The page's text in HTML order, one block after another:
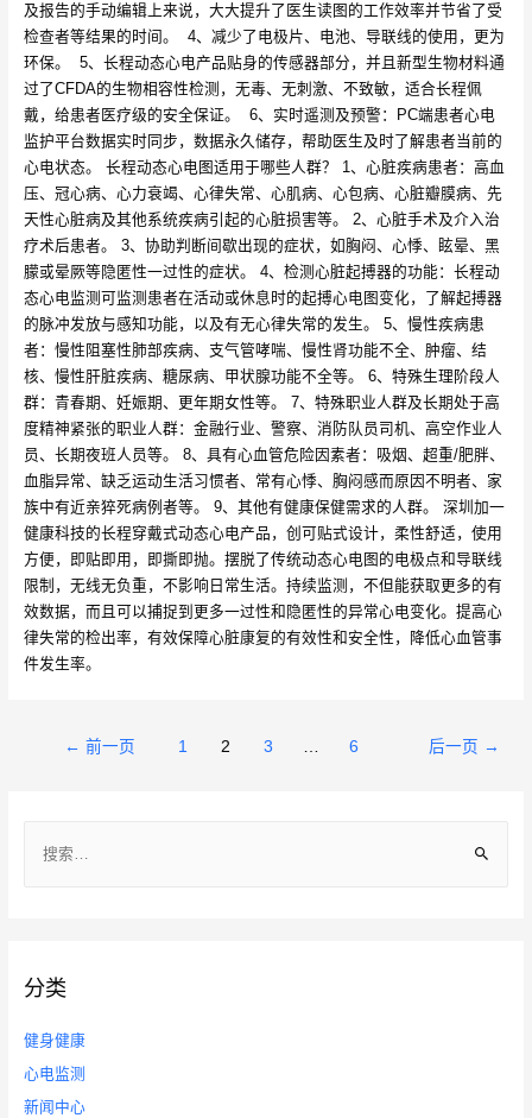
及报告的手动编辑上来说，大大提升了医生读图的工作效率并节省了受
检查者等结果的时间。 4、减少了电极片、电池、导联线的使用，更为
环保。 5、长程动态心电产品贴身的传感器部分，并且新型生物材料通
过了CFDA的生物相容性检测，无毒、无刺激、不致敏，适合长程佩
戴，给患者医疗级的安全保证。 6、实时遥测及预警：PC端患者心电
监护平台数据实时同步，数据永久储存，帮助医生及时了解患者当前的
心电状态。 长程动态心电图适用于哪些人群？ 1、心脏疾病患者：高血
压、冠心病、心力衰竭、心律失常、心肌病、心包病、心脏瓣膜病、先
天性心脏病及其他系统疾病引起的心脏损害等。 2、心脏手术及介入治
疗术后患者。 3、协助判断间歇出现的症状，如胸闷、心悸、眩晕、黑
朦或晕厥等隐匿性一过性的症状。 4、检测心脏起搏器的功能：长程动
态心电监测可监测患者在活动或休息时的起搏心电图变化，了解起搏器
的脉冲发放与感知功能，以及有无心律失常的发生。 5、慢性疾病患
者：慢性阻塞性肺部疾病、支气管哮喘、慢性肾功能不全、肿瘤、结
核、慢性肝脏疾病、糖尿病、甲状腺功能不全等。 6、特殊生理阶段人
群：青春期、妊娠期、更年期女性等。 7、特殊职业人群及长期处于高
度精神紧张的职业人群：金融行业、警察、消防队员司机、高空作业人
员、长期夜班人员等。 8、具有心血管危险因素者：吸烟、超重/肥胖、
血脂异常、缺乏运动生活习惯者、常有心悸、胸闷感而原因不明者、家
族中有近亲猝死病例者等。 9、其他有健康保健需求的人群。 深圳加一
健康科技的长程穿戴式动态心电产品，创可贴式设计，柔性舒适，使用
方便，即贴即用，即撕即抛。摆脱了传统动态心电图的电极点和导联线
限制，无线无负重，不影响日常生活。持续监测，不但能获取更多的有
效数据，而且可以捕捉到更多一过性和隐匿性的异常心电变化。提高心
律失常的检出率，有效保障心脏康复的有效性和安全性，降低心血管事
件发生率。
← 前一页 1 2 3 6 后一页 →
分类
健身健康
心电监测
新闻中心